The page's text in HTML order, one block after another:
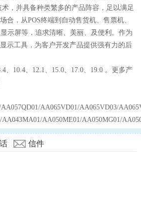
，并具备种类繁多的产品阵容，足以满足
合，从POS终端到自动售货机、售票机、
示屏等，追求清晰、美丽、及便利。作为
示工具，为客户开发产品提供强有力的后
、 10.4、 12.1、 15.0、 17.0、 19.0 。更多产
AA065VD01/AA065VD03/
AA050ME01/AA050MG01/
信件